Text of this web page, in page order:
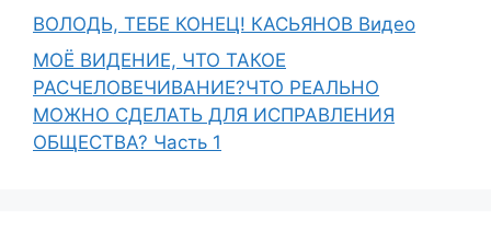
ВОЛОДЬ, ТЕБЕ КОНЕЦ! КАСЬЯНОВ Видео
МОЁ ВИДЕНИЕ, ЧТО ТАКОЕ
РАСЧЕЛОВЕЧИВАНИЕ?ЧТО РЕАЛЬНО
МОЖНО СДЕЛАТЬ ДЛЯ ИСПРАВЛЕНИЯ
ОБЩЕСТВА? Часть 1